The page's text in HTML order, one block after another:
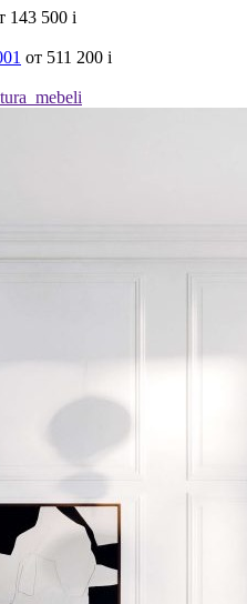
143 500 i
от 511 200 i